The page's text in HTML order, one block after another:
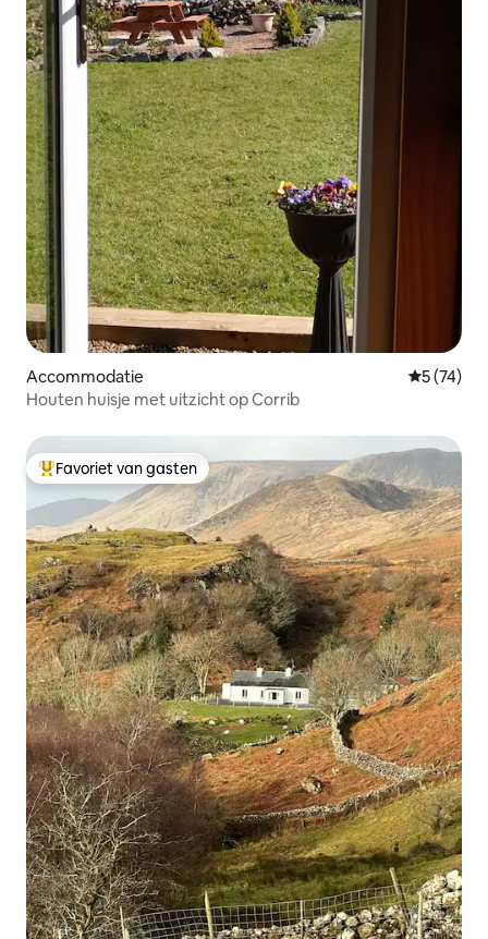
Accommodatie
5 (74)
Houten huisje met uitzicht op Corrib
Topfavoriet van gasten
Favoriet van gasten